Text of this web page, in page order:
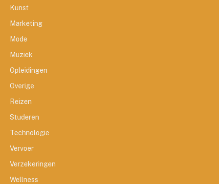
Kunst
Marketing
Mode
Muziek
Opleidingen
Overige
Reizen
Studeren
Technologie
Vervoer
Verzekeringen
Wellness